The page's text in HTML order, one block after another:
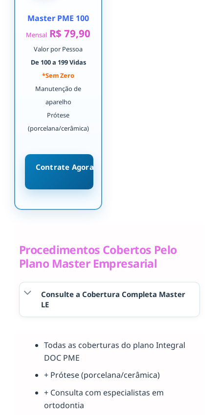
Master PME 100
Mensal R$ 79,90
Valor por Pessoa
De 100 a 199 Vidas
*Sem Zero
Manutenção de
aparelho
Prótese
(porcelana/cerâmica)
Contrate Agora
Procedimentos Cobertos Pelo
Plano Master Empresarial
Consulte a Cobertura Completa Master
LE
Todas as coberturas do plano Integral
DOC PME
+ Prótese (porcelana/cerâmica)
+ Consulta com especialistas em
ortodontia